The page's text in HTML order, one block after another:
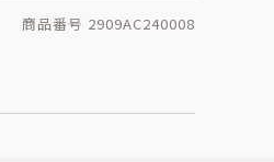
商品番号 2909AC240008